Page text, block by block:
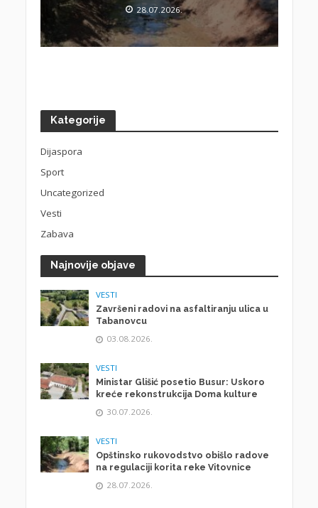
28.07.2026.
Kategorije
Dijaspora
Sport
Uncategorized
Vesti
Zabava
Najnovije objave
VESTI
Završeni radovi na asfaltiranju ulica u
Tabanovcu
03.08.2026.
VESTI
Ministar Glišić posetio Busur: Uskoro
kreće rekonstrukcija Doma kulture
30.07.2026.
VESTI
Opštinsko rukovodstvo obišlo radove
na regulaciji korita reke Vitovnice
28.07.2026.